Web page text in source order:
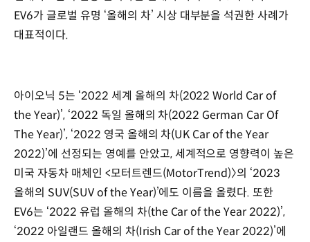
EV6가 글로벌 유명 ‘올해의 차’ 시상 대부분을 석권한 사례가
대표적이다.
아이오닉 5는 ‘2022 세계 올해의 차(2022 World Car of
the Year)’, ‘2022 독일 올해의 차(2022 German Car Of
The Year)’, ‘2022 영국 올해의 차(UK Car of the Year
2022)’에 선정되는 영예를 안았고, 세계적으로 영향력이 높은
미국 자동차 매체인 <모터트렌드(MotorTrend)〉의 ‘2023
올해의 SUV(SUV of the Year)’에도 이름을 올렸다. 또한
EV6는 ‘2022 유럽 올해의 차(the Car of the Year 2022)’,
‘2022 아일랜드 올해의 차(Irish Car of the Year 2022)’에